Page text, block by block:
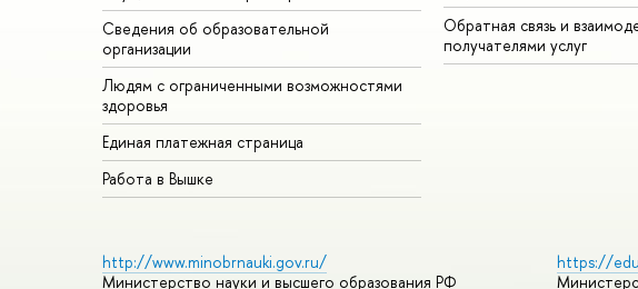
Сведения об образовательной
организации
Людям с ограниченными возможностями
здоровья
Единая платежная страница
Работа в Вышке
Обратная связь и
получателями услуг
http://www.minobrnauki.gov.ru/
Министерство науки и высшего образования РФ
https://